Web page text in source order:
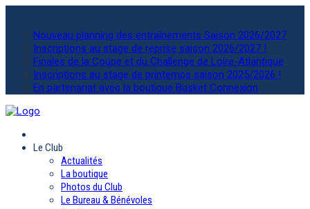
Nouveau planning des entraînements Saison 2026/2027
Inscriptions au stage de reprise saison 2026/2027 !
Finales de la Coupe et du Challenge de Loire-Atlantique
Inscriptions au stage de printemps saison 2025/2026 !
En partenariat avec la boutique Basket Connexion
Le Club
Actualités
La boutique
Photos du Club
Le Bureau & Bénévoles